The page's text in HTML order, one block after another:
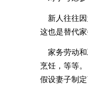
新人往往因
这也是替代家
家务劳动和
烹饪，等等。
假设妻子制定